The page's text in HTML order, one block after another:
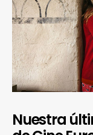
Nuestra